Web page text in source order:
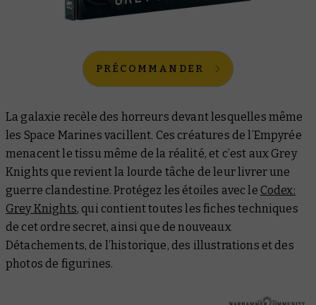
PRÉCOMMANDER
La galaxie recèle des horreurs devant lesquelles même
les Space Marines vacillent. Ces créatures de l’Empyrée
menacent le tissu même de la réalité, et c’est aux Grey
Knights que revient la lourde tâche de leur livrer une
guerre clandestine. Protégez les étoiles avec le Codex:
Grey Knights, qui contient toutes les fiches techniques
de cet ordre secret, ainsi que de nouveaux
Détachements, de l’historique, des illustrations et des
photos de figurines.